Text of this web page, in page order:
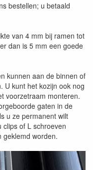
bestellen; u betaald
van 4 mm bij ramen tot
dan is 5 mm een goede
kunnen aan de binnen of
U kunt het kozijn ook nog
voorzetraam monteren.
gaten in de
u ze permanent wilt
clips of L schroeven
geklemd worden.